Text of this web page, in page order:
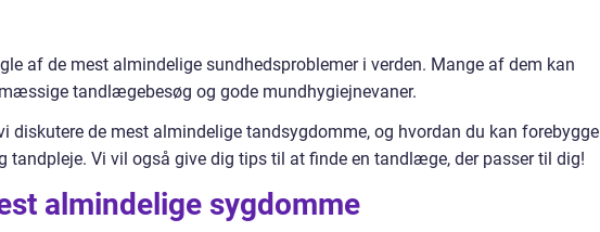
af de mest almindelige sundhedsproblemer i verden. Mange af dem kan
tandlægebesøg og gode mundhygiejnevaner.
diskutere de mest almindelige tandsygdomme, og hvordan du kan forebygge
tandpleje. Vi vil også give dig tips til at finde en tandlæge, der passer til dig!
almindelige sygdomme